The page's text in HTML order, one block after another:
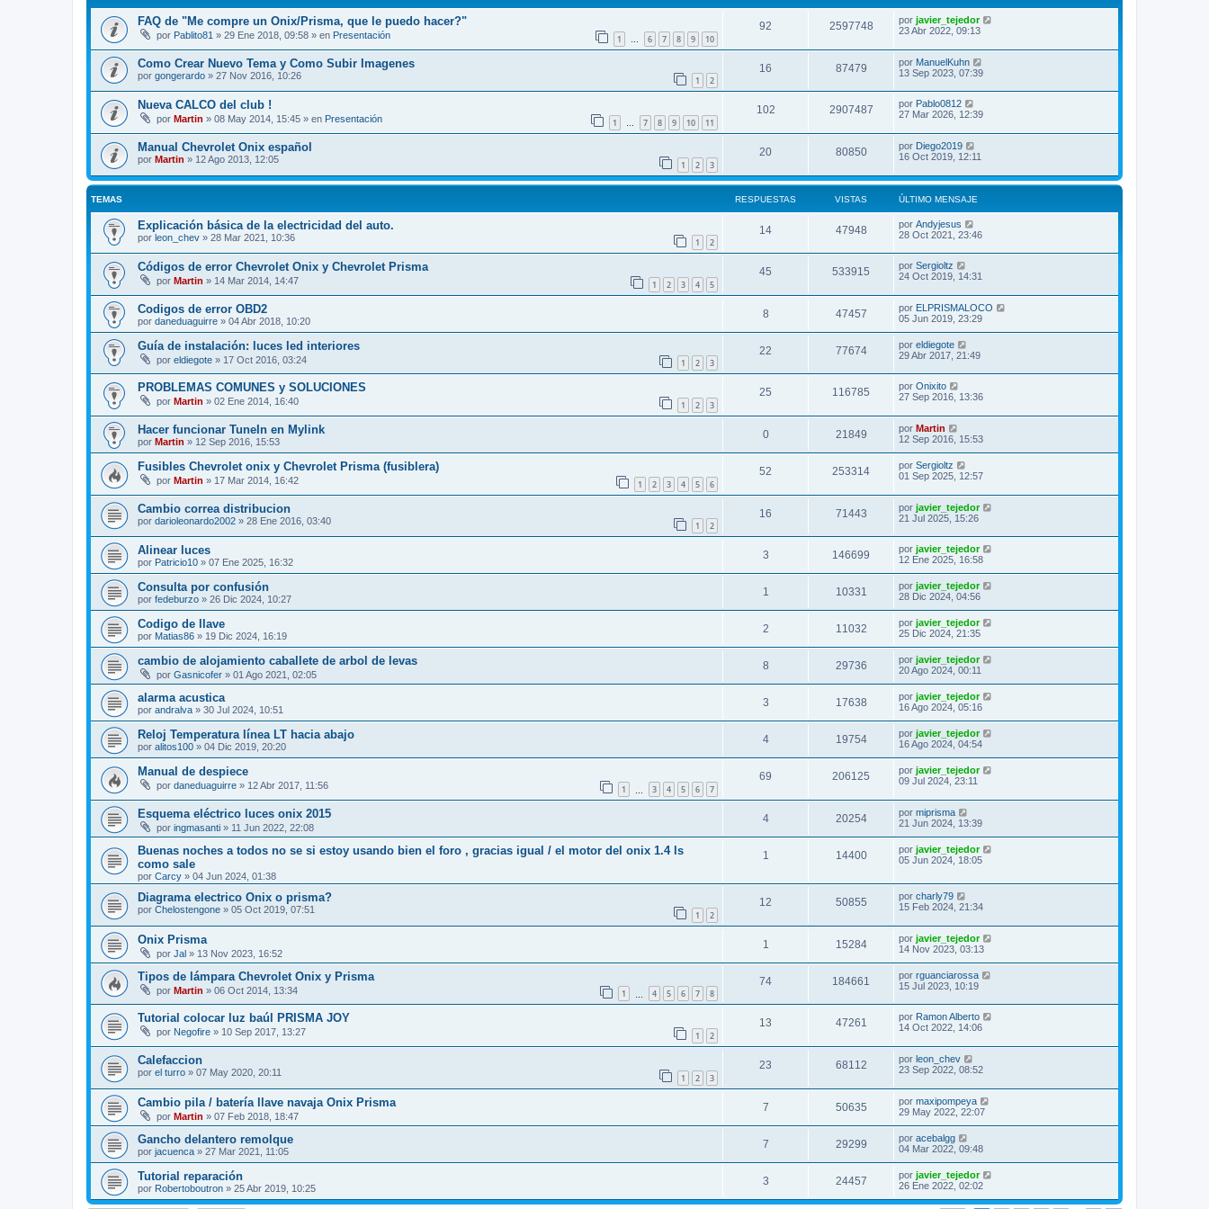
FAQ de "Me compre un Onix/Prisma, que le puedo hacer?"
por Pablito81 » 29 Ene 2018, 09:58 » en Presentación 1 … 6 7 8 9 10
92 2597748 por javier_tejedor
23 Abr 2022, 09:13
Como Crear Nuevo Tema y Como Subir Imagenes
por gongerardo » 27 Nov 2016, 10:26 1 2
16 87479 por ManuelKuhn
13 Sep 2023, 07:39
Nueva CALCO del club !
por Martin » 08 May 2014, 15:45 » en Presentación 1 … 7 8 9 10 11
102 2907487 por Pablo0812
27 Mar 2026, 12:39
Manual Chevrolet Onix español
por Martin » 12 Ago 2013, 12:05 1 2 3
20 80850 por Diego2019
16 Oct 2019, 12:11
TEMAS RESPUESTAS VISTAS ÚLTIMO MENSAJE
Explicación básica de la electricidad del auto.
por leon_chev » 28 Mar 2021, 10:36 1 2
14 47948 por Andyjesus
28 Oct 2021, 23:46
Códigos de error Chevrolet Onix y Chevrolet Prisma
por Martin » 14 Mar 2014, 14:47 1 2 3 4 5
45 533915 por Sergioltz
24 Oct 2019, 14:31
Codigos de error OBD2
por daneduaguirre » 04 Abr 2018, 10:20
8 47457 por ELPRISMALOCO
05 Jun 2019, 23:29
Guía de instalación: luces led interiores
por eldiegote » 17 Oct 2016, 03:24 1 2 3
22 77674 por eldiegote
29 Abr 2017, 21:49
PROBLEMAS COMUNES y SOLUCIONES
por Martin » 02 Ene 2014, 16:40 1 2 3
25 116785 por Onixito
27 Sep 2016, 13:36
Hacer funcionar TuneIn en Mylink
por Martin » 12 Sep 2016, 15:53
0 21849 por Martin
12 Sep 2016, 15:53
Fusibles Chevrolet onix y Chevrolet Prisma (fusiblera)
por Martin » 17 Mar 2014, 16:42 1 2 3 4 5 6
52 253314 por Sergioltz
01 Sep 2025, 12:57
Cambio correa distribucion
por darioleonardo2002 » 28 Ene 2016, 03:40 1 2
16 71443 por javier_tejedor
21 Jul 2025, 15:26
Alinear luces
por Patricio10 » 07 Ene 2025, 16:32
3 146699 por javier_tejedor
12 Ene 2025, 16:58
Consulta por confusión
por fedeburzo » 26 Dic 2024, 10:27
1 10331 por javier_tejedor
28 Dic 2024, 04:56
Codigo de llave
por Matias86 » 19 Dic 2024, 16:19
2 11032 por javier_tejedor
25 Dic 2024, 21:35
cambio de alojamiento caballete de arbol de levas
por Gasnicofer » 01 Ago 2021, 02:05
8 29736 por javier_tejedor
20 Ago 2024, 00:11
alarma acustica
por andralva » 30 Jul 2024, 10:51
3 17638 por javier_tejedor
16 Ago 2024, 05:16
Reloj Temperatura línea LT hacia abajo
por alitos100 » 04 Dic 2019, 20:20
4 19754 por javier_tejedor
16 Ago 2024, 04:54
Manual de despiece
por daneduaguirre » 12 Abr 2017, 11:56 1 3 4 5 6 7
69 206125 por javier_tejedor
09 Jul 2024, 23:11
Esquema eléctrico luces onix 2015
por ingmasanti » 11 Jun 2022, 22:08
4 20254 por miprisma
21 Jun 2024, 13:39
Buenas noches a todos no se si estoy usando bien el foro , gracias igual / el motor del onix 1.4 ls
como sale
por Carcy » 04 Jun 2024, 01:38
1 14400 por javier_tejedor
05 Jun 2024, 18:05
Diagrama electrico Onix o prisma?
por Chelostengone » 05 Oct 2019, 07:51 1 2
12 50855 por charly79
15 Feb 2024, 21:34
Onix Prisma
por Jal » 13 Nov 2023, 16:52
1 15284 por javier_tejedor
14 Nov 2023, 03:13
Tipos de lámpara Chevrolet Onix y Prisma
por Martin » 06 Oct 2014, 13:34 1 4 5 6 7 8
74 184661 por rguanciarossa
15 Jul 2023, 10:19
Tutorial colocar luz baúl PRISMA JOY
por Negofire » 10 Sep 2017, 13:27 1 2
13 47261 por Ramon Alberto
14 Oct 2022, 14:06
Calefaccion
por el turro » 07 May 2020, 20:11 1 2 3
23 68112 por leon_chev
23 Sep 2022, 08:52
Cambio pila / batería llave navaja Onix Prisma
por Martin » 07 Feb 2018, 18:47
7 50635 por maxipompeya
29 May 2022, 22:07
Gancho delantero remolque
por jacuenca » 27 Mar 2021, 11:05
7 29299 por acebalgg
04 Mar 2022, 09:48
Tutorial reparación
por Robertoboutron » 25 Abr 2019, 10:25
3 24457 por javier_tejedor
26 Ene 2022, 02:02